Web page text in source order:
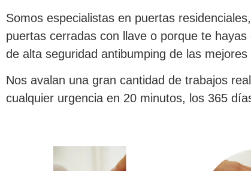
Somos especialistas en puertas
puertas cerradas con llave o porque te
de alta seguridad antibumping de las
Nos avalan una gran cantidad de trabajos
cualquier urgencia en 20 minutos, los 365